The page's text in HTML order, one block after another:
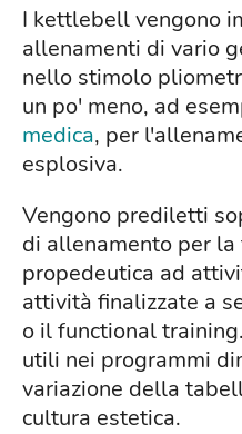
I kettlebell vengono
allenamenti di vario
nello stimolo
un po' meno, ad
medica, per
esplosiva.
Vengono prediletti
di allenamento per
propedeutica ad
attività finalizzate a
o il functional
utili nei programmi
variazione della
cultura estetica.